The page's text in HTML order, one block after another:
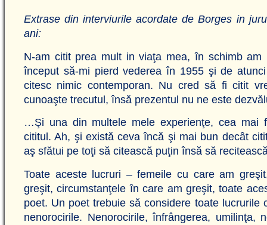
Extrase din interviurile acordate de Borges in
ani:
N-am citit prea mult in viaţa mea, în schimb am
început să-mi pierd vederea în 1955 şi de
citesc nimic contemporan. Nu cred să fi citit
cunoaşte trecutul, însă prezentul nu ne este
…Şi una din multele mele experienţe, cea mai
cititul. Ah, şi există ceva încă şi mai bun decât
aş sfătui pe toţi să citească puţin însă să
Toate aceste lucruri – femeile cu care am
greşit, circumstanţele în care am greşit, toate
poet. Un poet trebuie să considere toate lucrurile
nenorocirile. Nenorocirile, înfrângerea, umilinţa,